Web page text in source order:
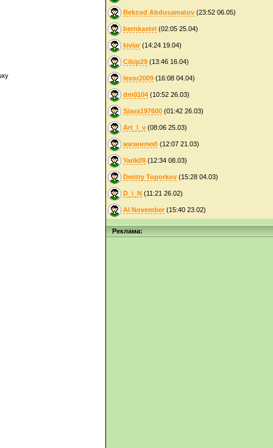
Bekzod Abdusamatov (23:52 06.05)
bernkastel (02:05 25.04)
kivlar (14:24 19.04)
Cibip29 (13:46 16.04)
lexor2009 (16:08 04.04)
dm0104 (10:52 26.03)
Slava197600 (01:42 26.03)
Art_l_v (08:06 25.03)
жизнилюб (12:07 21.03)
Yarik09 (12:34 08.03)
Dmitry Toporkov (15:28 04.03)
D_i_N (11:21 26.02)
Al November (15:40 23.02)
Реклама: